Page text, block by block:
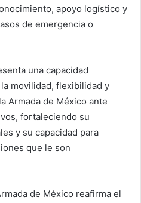
apoyo logístico y
de emergencia o
una capacidad
movilidad, flexibilidad y
Armada de México ante
fortaleciendo su
y su capacidad para
que le son
de México reafirma el